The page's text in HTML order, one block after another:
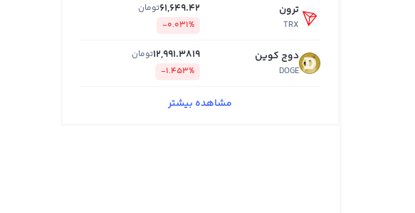
ترون
TRX
61,649.42تومان
-0.031%
دوج کوین
DOGE
12,991.3819تومان
-1.453%
مشاهده بیشتر